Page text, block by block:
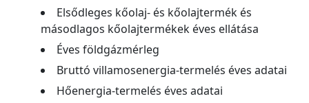
Elsődleges kőolaj- és kőolajtermék és
másodlagos kőolajtermékek éves ellátása
Éves földgázmérleg
Bruttó villamosenergia-termelés éves adatai
Hőenergia-termelés éves adatai